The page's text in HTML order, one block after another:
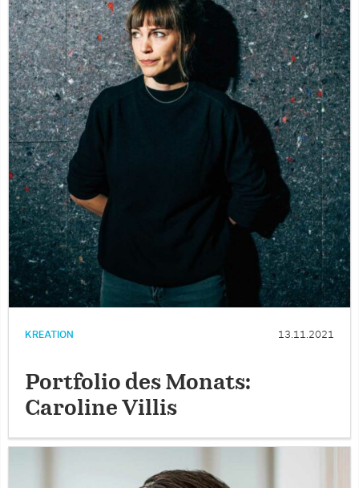
KREATION 13.11.2021
Portfolio des Monats:
Caroline Villis